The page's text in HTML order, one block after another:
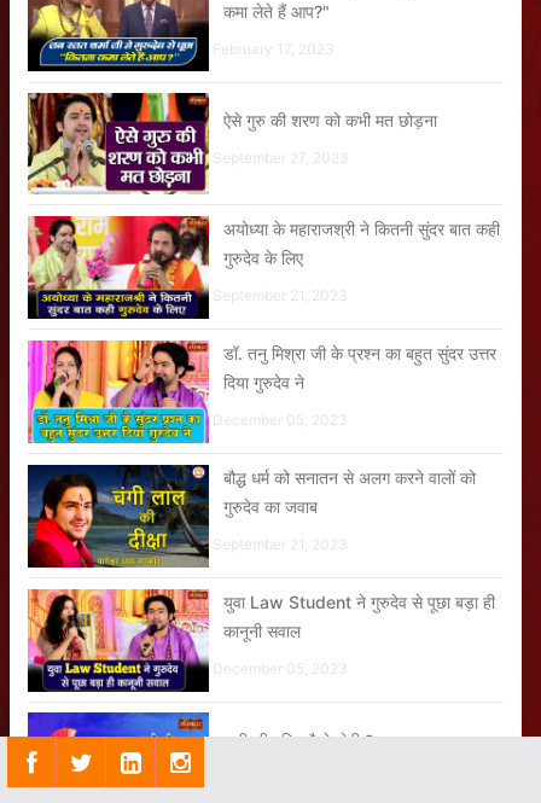
कमा लेते हैं आप?"
February 17, 2023
ऐसे गुरु की शरण को कभी मत छोड़ना
September 27, 2023
अयोध्या के महाराजश्री ने कितनी सुंदर बात कही
गुरुदेव के लिए
September 21, 2023
डॉ. तनु मिश्रा जी के प्रश्न का बहुत सुंदर उत्तर
दिया गुरुदेव ने
December 05, 2023
बौद्ध धर्म को सनातन से अलग करने वालों को
गुरुदेव का जवाब
September 21, 2023
युवा Law Student ने गुरुदेव से पूछा बड़ा ही
कानूनी सवाल
December 05, 2023
पापी की मुक्ति कैसे होगी ?